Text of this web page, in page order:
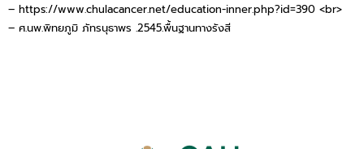
– https://www.chulacancer.net/education-inner.php?id=390 <br>
– ศ.นพ.พิทยภูมิ ภัทรนุธาพร .2545.พื้นฐานทางรังสี